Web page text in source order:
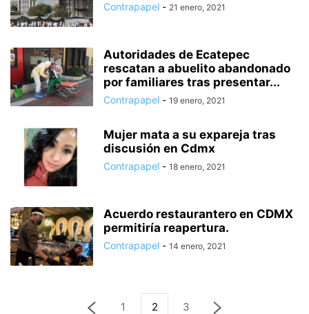
Contrapapel - 21 enero, 2021
Autoridades de Ecatepec
rescatan a abuelito abandonado
por familiares tras presentar...
Contrapapel - 19 enero, 2021
Mujer mata a su expareja tras
discusión en Cdmx
Contrapapel - 18 enero, 2021
Acuerdo restaurantero en CDMX
permitiría reapertura.
Contrapapel - 14 enero, 2021
1 2 3